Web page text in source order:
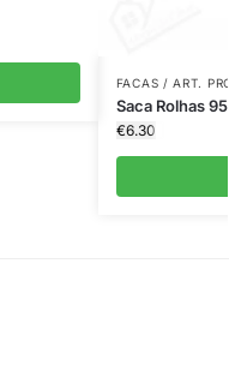
FACAS / ART.
Saca Rolhas
€6.30